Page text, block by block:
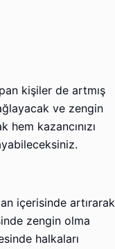
kişiler de artmış
ve zengin
kazancınızı
içerisinde artırarak
zengin olma
halkaları